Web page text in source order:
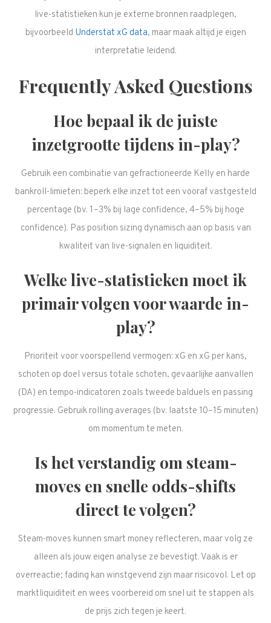
live-statistieken kun je externe bronnen raadplegen,
bijvoorbeeld Understat xG data, maar maak altijd je eigen
interpretatie leidend.
Frequently Asked Questions
Hoe bepaal ik de juiste
inzetgrootte tijdens in-play?
Gebruik een combinatie van gefractioneerde Kelly en harde
bankroll-limieten: beperk elke inzet tot een vooraf vastgesteld
percentage (bv. 1–3% bij lage confidence, 4–5% bij hoge
confidence). Pas position sizing dynamisch aan op basis van
kwaliteit van live-signalen en liquiditeit.
Welke live-statistieken moet ik
primair volgen voor waarde in-
play?
Prioriteit voor voorspellend vermogen: xG en xG per kans,
schoten op doel versus totale schoten, gevaarlijke aanvallen
(DA) en tempo-indicatoren zoals tweede balduels en passing
progressie. Gebruik rolling averages (bv. laatste 10–15 minuten)
om momentum te meten.
Is het verstandig om steam-
moves en snelle odds-shifts
direct te volgen?
Steam-moves kunnen smart money reflecteren, maar volg ze
alleen als jouw eigen analyse ze bevestigt. Vaak is er
overreactie; fading kan winstgevend zijn maar risicovol. Let op
marktliquiditeit en wees voorbereid om snel uit te stappen als
de prijs zich tegen je keert.